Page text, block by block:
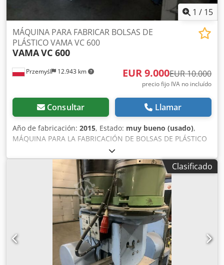
1 / 15
Przemyśl 12.943 km
MÁQUINA PARA FABRICAR BOLSAS DE
PLÁSTICO VAMA VC 600
VAMAVC 600
EUR 9.000EUR 10.000
precio fijo IVA no incluído
Consultar Llamar
Año de fabricación: 2015, Estado: muy bueno (usado),
MÁQUINA PARA LA FABRICACIÓN DE BOLSAS DE PLÁSTICO
VAMA VC 600 Fabricada en Alemania en 2015. Datos
técnicos Fabricante: VAMA GmbH Modelo: VC 600 Año de
fabricación: 2015 Parámetros técnicos Ancho máximo de la
película: 600 mm Longitud máxima de la bolsa: 1200 mm
Dkjdeg D Arnjpfx Adior Grosor de la película: 25-80 μm
(soldadura) Capacidad: 60-90 bolsas por minuto Rodillos
de enrollado: 2, con diámetro de 700 mm Posición de
apilamiento: 25-50 unidades Máquina para la producción
de bolsas de plástico En excelentes condiciones, ubicada
en Polonia.
Clasificado